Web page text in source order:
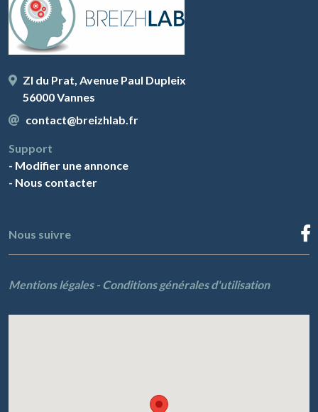
ZI du Prat, Avenue Paul Dupleix
56000 Vannes
contact@breizhlab.fr
Support
- Modifier une annonce
- Nous contacter
Nous suivre
Mentions légales- Conditions générales d'utilisation